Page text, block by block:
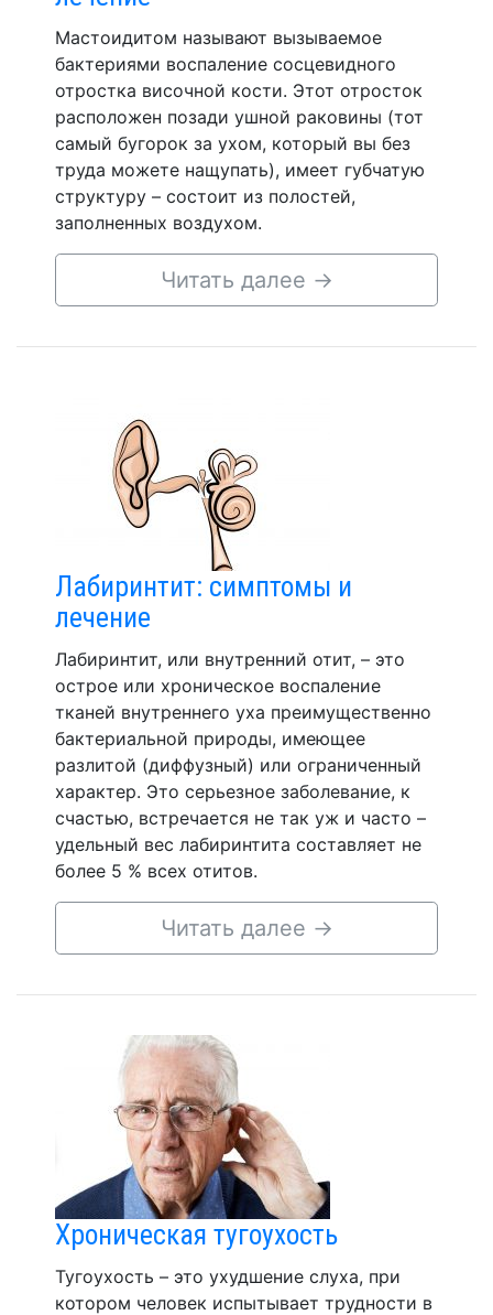
Мастоидитом называют вызываемое
бактериями воспаление сосцевидного
отростка височной кости. Этот отросток
расположен позади ушной раковины (тот
самый бугорок за ухом, который вы без
труда можете нащупать), имеет губчатую
структуру – состоит из полостей,
заполненных воздухом.
Читать далее →
Лабиринтит: симптомы и
лечение
Лабиринтит, или внутренний отит, – это
острое или хроническое воспаление
тканей внутреннего уха преимущественно
бактериальной природы, имеющее
разлитой (диффузный) или ограниченный
характер. Это серьезное заболевание, к
счастью, встречается не так уж и часто –
удельный вес лабиринтита составляет не
более 5 % всех отитов.
Читать далее →
Хроническая тугоухость
Тугоухость – это ухудшение слуха, при
котором человек испытывает трудности в